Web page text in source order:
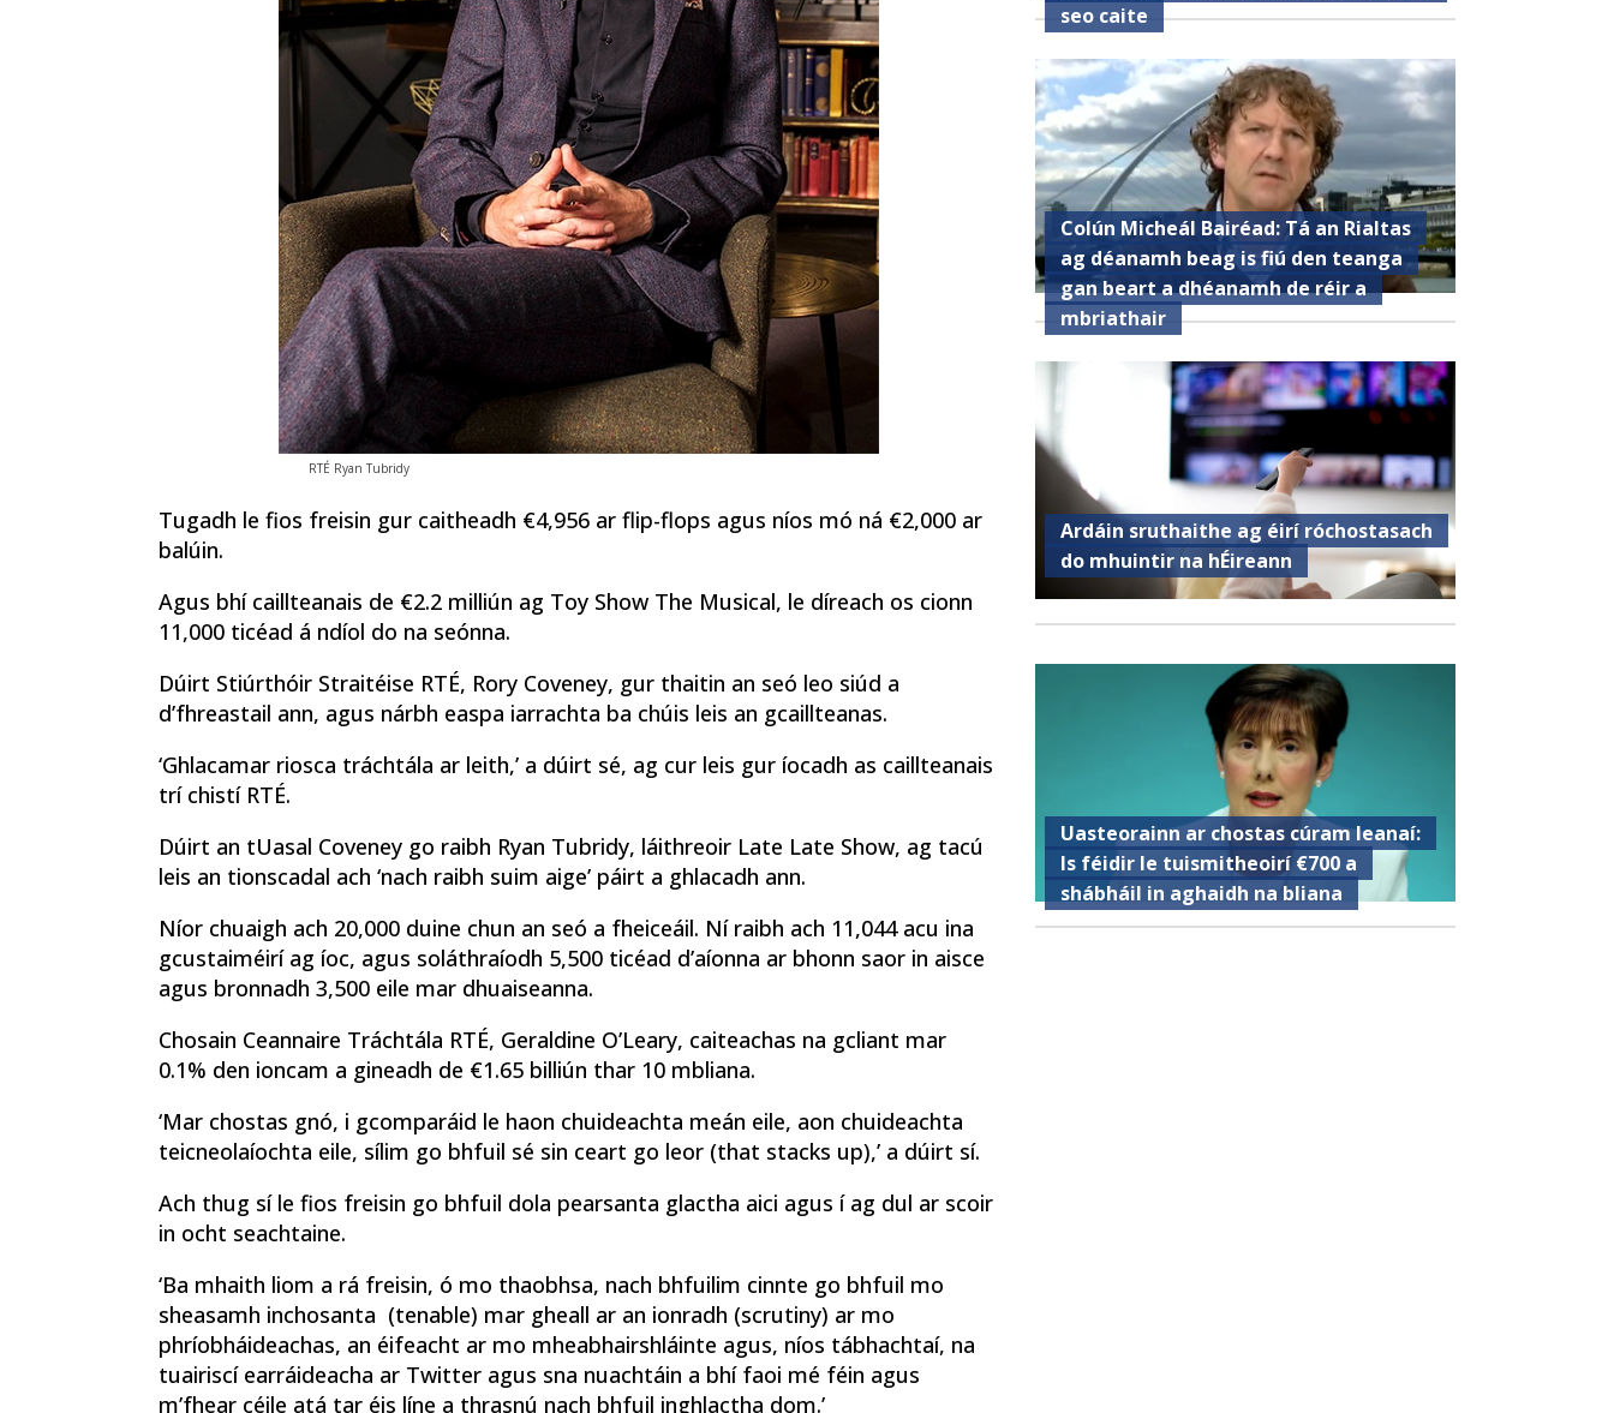
RTÉ Ryan Tubridy
Tugadh le fios freisin gur caitheadh €4,956 ar flip-flops agus níos mó ná €2,000 ar
balúin.
Agus bhí caillteanais de €2.2 milliún ag Toy Show The Musical, le díreach os cionn
11,000 ticéad á ndíol do na seónna.
Dúirt Stiúrthóir Straitéise RTÉ, Rory Coveney, gur thaitin an seó leo siúd a
d’fhreastail ann, agus nárbh easpa iarrachta ba chúis leis an gcaillteanas.
‘Ghlacamar riosca tráchtála ar leith,’ a dúirt sé, ag cur leis gur íocadh as caillteanais
trí chistí RTÉ.
Dúirt an tUasal Coveney go raibh Ryan Tubridy, láithreoir Late Late Show, ag tacú
leis an tionscadal ach ‘nach raibh suim aige’ páirt a ghlacadh ann.
Níor chuaigh ach 20,000 duine chun an seó a fheiceáil. Ní raibh ach 11,044 acu ina
gcustaiméirí ag íoc, agus soláthraíodh 5,500 ticéad d’aíonna ar bhonn saor in aisce
agus bronnadh 3,500 eile mar dhuaiseanna.
Chosain Ceannaire Tráchtála RTÉ, Geraldine O’Leary, caiteachas na gcliant mar
0.1% den ioncam a gineadh de €1.65 billiún thar 10 mbliana.
‘Mar chostas gnó, i gcomparáid le haon chuideachta meán eile, aon chuideachta
teicneolaíochta eile, sílim go bhfuil sé sin ceart go leor (that stacks up),’ a dúirt sí.
Ach thug sí le fios freisin go bhfuil dola pearsanta glactha aici agus í ag dul ar scoir
in ocht seachtaine.
‘Ba mhaith liom a rá freisin, ó mo thaobhsa, nach bhfuilim cinnte go bhfuil mo
sheasamh inchosanta (tenable) mar gheall ar an ionradh (scrutiny) ar mo
phríobháideachas, an éifeacht ar mo mheabhairshláinte agus, níos tábhachtaí, na
tuairiscí earráideacha ar Twitter agus sna nuachtáin a bhí faoi mé féin agus
m’fhear céile atá tar éis líne a thrasnú nach bhfuil inghlactha dom.’
seo caite
Colún Micheál Bairéad: Tá an Rialtas
ag déanamh beag is fiú den teanga
gan beart a dhéanamh de réir a
mbriathair
Ardáin sruthaithe ag éirí róchostasach
do mhuintir na hÉireann
Uasteorainn ar chostas cúram leanaí:
Is féidir le tuismitheoirí €700 a
shábháil in aghaidh na bliana